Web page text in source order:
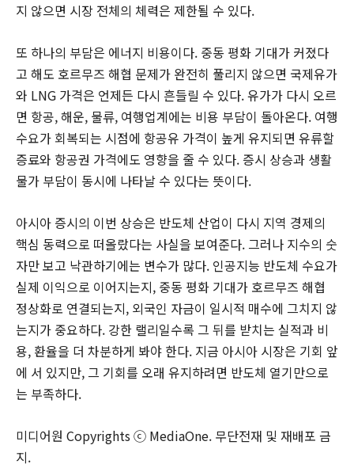
지 않으면 시장 전체의 체력은 제한될 수 있다.
또 하나의 부담은 에너지 비용이다. 중동 평화 기대가 커졌다
고 해도 호르무즈 해협 문제가 완전히 풀리지 않으면 국제유가
와 LNG 가격은 언제든 다시 흔들릴 수 있다. 유가가 다시 오르
면 항공, 해운, 물류, 여행업계에는 비용 부담이 돌아온다. 여행
수요가 회복되는 시점에 항공유 가격이 높게 유지되면 유류할
증료와 항공권 가격에도 영향을 줄 수 있다. 증시 상승과 생활
물가 부담이 동시에 나타날 수 있다는 뜻이다.
아시아 증시의 이번 상승은 반도체 산업이 다시 지역 경제의
핵심 동력으로 떠올랐다는 사실을 보여준다. 그러나 지수의 숫
자만 보고 낙관하기에는 변수가 많다. 인공지능 반도체 수요가
실제 이익으로 이어지는지, 중동 평화 기대가 호르무즈 해협
정상화로 연결되는지, 외국인 자금이 일시적 매수에 그치지 않
는지가 중요하다. 강한 랠리일수록 그 뒤를 받치는 실적과 비
용, 환율을 더 차분하게 봐야 한다. 지금 아시아 시장은 기회 앞
에 서 있지만, 그 기회를 오래 유지하려면 반도체 열기만으로
는 부족하다.
미디어원 Copyrights ⓒ MediaOne. 무단전재 및 재배포 금
지.